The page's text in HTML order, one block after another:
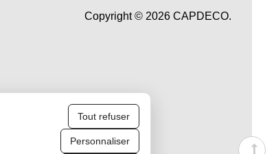
Copyright © 2026 CAPDECO.
Tout refuser
Personnaliser